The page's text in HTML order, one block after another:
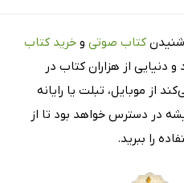
کتاب صوتی و خرید کتاب
دنیایی از هزاران کتاب در
از موبایل، تبلت یا رایانه
در دسترس خواهد بود تا از
را ببرید.